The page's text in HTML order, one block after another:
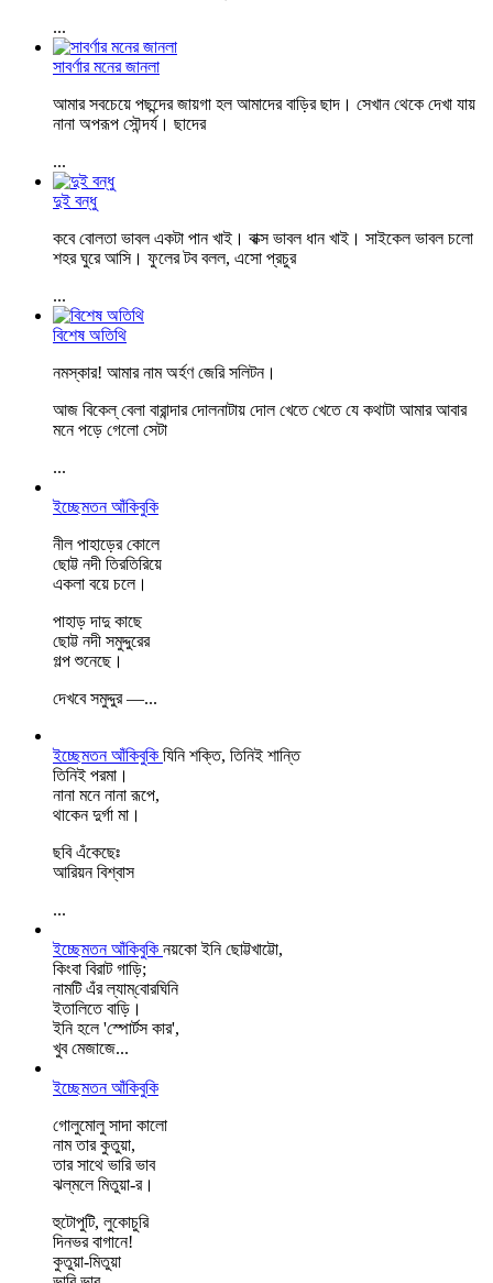
...
সাবর্ণার মনের জানলা
আমার সবচেয়ে পছন্দের জায়গা হল আমাদের বাড়ির ছাদ। সেখান থেকে দেখা যায়
নানা অপরূপ সৌন্দর্য। ছাদের
...
দুই বন্ধু
কবে বোলতা ভাবল একটা পান খাই। বাক্স ভাবল ধান খাই। সাইকেল ভাবল চলো
শহর ঘুরে আসি। ফুলের টব বলল, এসো প্রচুর
...
বিশেষ অতিথি
নমস্কার! আমার নাম অর্হণ জেরি সলিটন।
আজ বিকেল্ বেলা বারান্দার দোলনাটায় দোল খেতে খেতে যে কথাটা আমার আবার
মনে পড়ে গেলো সেটা
...
ইচ্ছেমতন আঁকিবুকি
নীল পাহাড়ের কোলে
ছোট্ট নদী তিরতিরিয়ে
একলা বয়ে চলে।
পাহাড় দাদু কাছে
ছোট্ট নদী সমুদ্দুরের
গল্প শুনেছে।
দেখবে সমুদ্দুর —...
ইচ্ছেমতন আঁকিবুকি যিনি শক্তি, তিনিই শান্তি
তিনিই পরমা।
নানা মনে নানা রূপে,
থাকেন দুর্গা মা।
ছবি এঁকেছেঃ
আরিয়ন বিশ্বাস
...
ইচ্ছেমতন আঁকিবুকি নয়কো ইনি ছোট্টখাট্টো,
কিংবা বিরাট গাড়ি;
নামটি এঁর ল্যাম্‌বোরঘিনি
ইতালিতে বাড়ি।
ইনি হলে 'স্পোর্টস কার',
খুব মেজাজে...
ইচ্ছেমতন আঁকিবুকি
গোলুমোলু সাদা কালো
নাম তার কুতুয়া,
তার সাথে ভারি ভাব
ঝল্‌মলে মিতুয়া-র।
হুটোপুটি, লুকোচুরি
দিনভর বাগানে!
কুতুয়া-মিতুয়া